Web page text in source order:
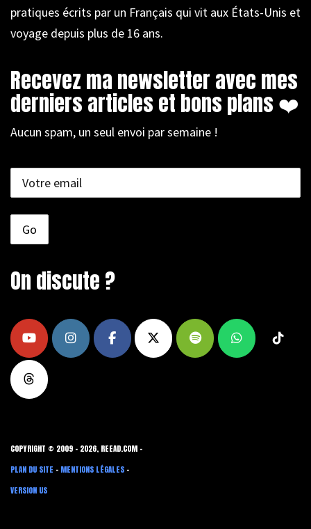
pratiques écrits par un Français qui vit aux États-Unis et
voyage depuis plus de 16 ans.
Recevez ma newsletter avec mes
derniers articles et bons plans ❤️
Aucun spam, un seul envoi par semaine !
On discute ?
COPYRIGHT © 2009 - 2026, REEAD.COM -
PLAN DU SITE - MENTIONS LÉGALES -
VERSION US